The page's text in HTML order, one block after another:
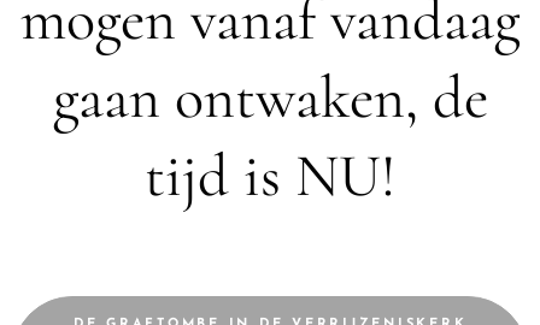
mogen vanaf vandaag
gaan ontwaken, de
tijd is NU!